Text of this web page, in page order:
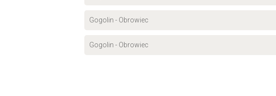
Gogolin - Obrowiec
Gogolin - Obrowiec